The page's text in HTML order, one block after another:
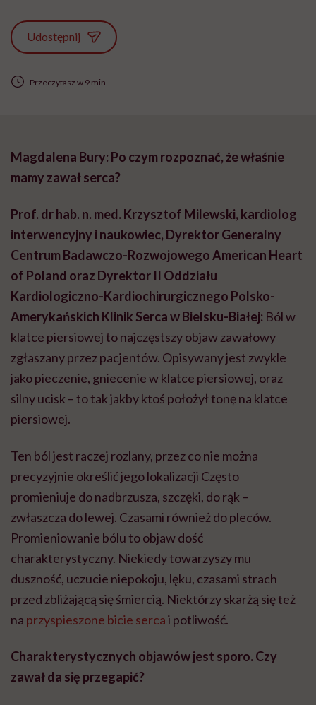
Udostępnij
Przeczytasz w 9 min
Magdalena Bury: Po czym rozpoznać, że właśnie
mamy zawał serca?
Prof. dr hab. n. med. Krzysztof Milewski, kardiolog
interwencyjny i naukowiec, Dyrektor Generalny
Centrum Badawczo-Rozwojowego American Heart
of Poland oraz Dyrektor II Oddziału
Kardiologiczno-Kardiochirurgicznego Polsko-
Amerykańskich Klinik Serca w Bielsku-Białej: Ból w
klatce piersiowej to najczęstszy objaw zawałowy
zgłaszany przez pacjentów. Opisywany jest zwykle
jako pieczenie, gniecenie w klatce piersiowej, oraz
silny ucisk – to tak jakby ktoś położył tonę na klatce
piersiowej.
Ten ból jest raczej rozlany, przez co nie można
precyzyjnie określić jego lokalizacji Często
promieniuje do nadbrzusza, szczęki, do rąk –
zwłaszcza do lewej. Czasami również do pleców.
Promieniowanie bólu to objaw dość
charakterystyczny. Niekiedy towarzyszy mu
duszność, uczucie niepokoju, lęku, czasami strach
przed zbliżającą się śmiercią. Niektórzy skarżą się też
na przyspieszone bicie sercai potliwość.
Charakterystycznych objawów jest sporo. Czy
zawał da się przegapić?